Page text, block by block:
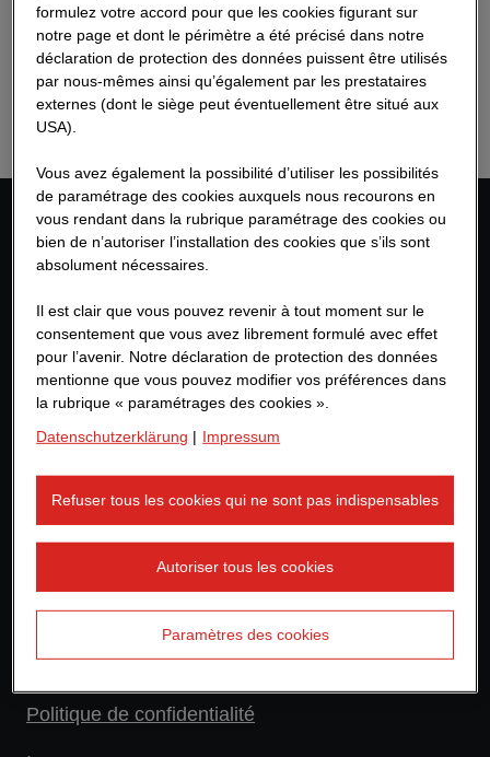
Event calendar
Lire plus
Contact
People & Culture Development
Noorderlaan 139
2030 ANTWERPEN
Belgique
hrbenelux@strabag.com
Plus de liens
Attention aux offres d'emploi frauduleuses
Politique de confidentialité
formulez votre accord pour que les cookies figurant sur
notre page et dont le périmètre a été précisé dans notre
déclaration de protection des données puissent être utilisés
par nous-mêmes ainsi qu’également par les prestataires
externes (dont le siège peut éventuellement être situé aux
USA).
Vous avez également la possibilité d’utiliser les possibilités
de paramétrage des cookies auxquels nous recourons en
vous rendant dans la rubrique paramétrage des cookies ou
bien de n’autoriser l’installation des cookies que s’ils sont
absolument nécessaires.
Il est clair que vous pouvez revenir à tout moment sur le
consentement que vous avez librement formulé avec effet
pour l’avenir. Notre déclaration de protection des données
mentionne que vous pouvez modifier vos préférences dans
la rubrique « paramétrages des cookies ».
Datenschutzerklärung | Impressum
Refuser tous les cookies qui ne sont pas indispensables
Autoriser tous les cookies
Paramètres des cookies